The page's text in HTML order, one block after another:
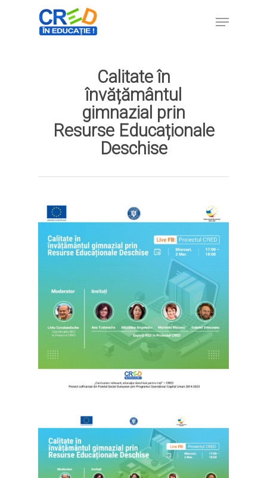
Hit enter to search or ESC to close
Calitate în
învățământul
gimnazial prin
Resurse Educaționale
Deschise